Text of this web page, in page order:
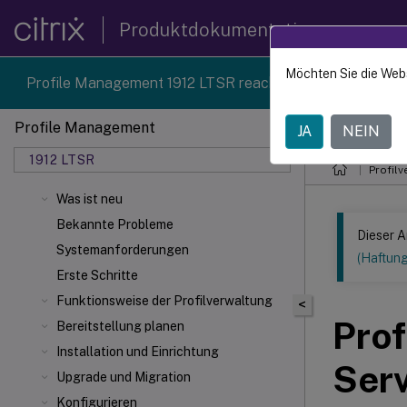
Produktdokumentation
Profile Management 1912 LTSR reached end-of-life on
Profile Management
1912 LTSR
Was ist neu
Bekannte Probleme
Systemanforderungen
Erste Schritte
Funktionsweise der Profilverwaltung
Bereitstellung planen
Installation und Einrichtung
Upgrade und Migration
Konfigurieren
Dieser Inhalt
<
Dieser
Möchten Sie die
JA NEIN